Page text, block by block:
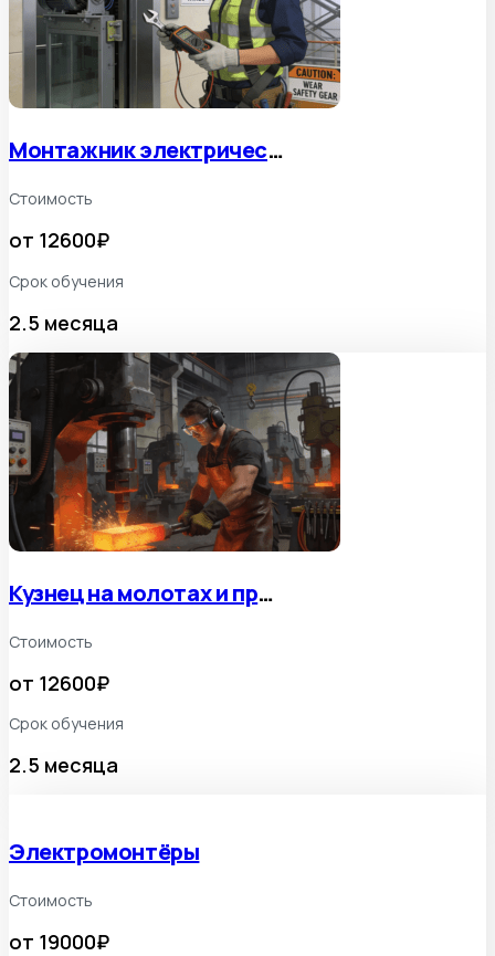
Монтажник электрических подъëмников
Стоимость
от 12600₽
Срок обучения
2.5 месяца
Кузнец на молотах и прессах
Стоимость
от 12600₽
Срок обучения
2.5 месяца
Электромонтёры
Стоимость
от 19000₽